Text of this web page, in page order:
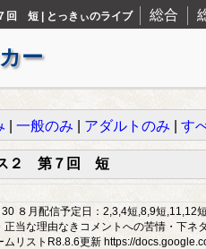
回 短 | とっきぃのライブ 総合
ー
一般のみ アダルトのみ す
ス２ 第７回 短
30 ８月配信予定日：2,3,4短,8,9短
正当な理由なきコメントへの苦情・下
ムリストR8.8.6更新 https://